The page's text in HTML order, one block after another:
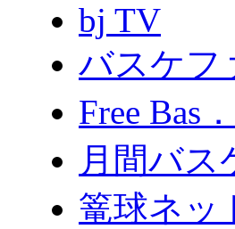
bj TV
バスケフ
Free Bas．
月間バス
篭球ネッ